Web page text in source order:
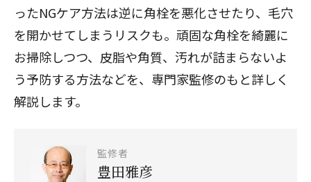
ったNGケア方法は逆に角栓を悪化させたり、毛穴
を開かせてしまうリスクも。頑固な角栓を綺麗に
お掃除しつつ、皮脂や角質、汚れが詰まらないよ
う予防する方法などを、専門家監修のもと詳しく
解説します。
監修者
豊田雅彦